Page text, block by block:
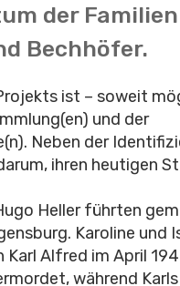
der
Bechhöfer.
ist – soweit
und der
Neben der
ihren heutigen
Heller führten
Karoline und
Alfred im April
während